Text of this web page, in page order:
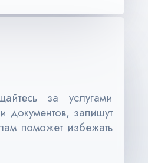
за услугами
документов, запишут
поможет избежать